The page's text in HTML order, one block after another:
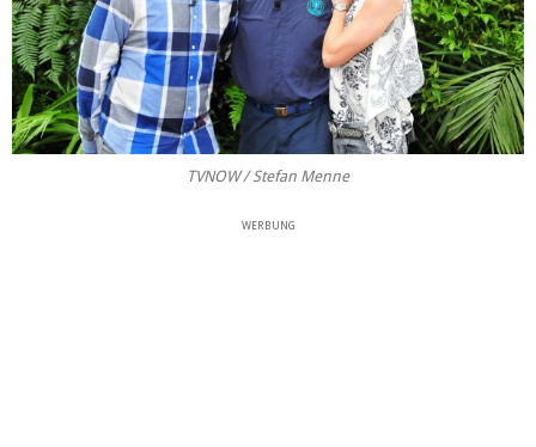
TVNOW / Stefan Menne
WERBUNG